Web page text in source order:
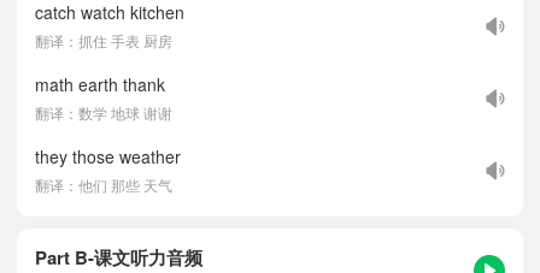
catch watch kitchen
翻译：抓住 手表 厨房
math earth thank
翻译：数学 地球 谢谢
they those weather
翻译：他们 那些 天气
Part B-课文听力音频